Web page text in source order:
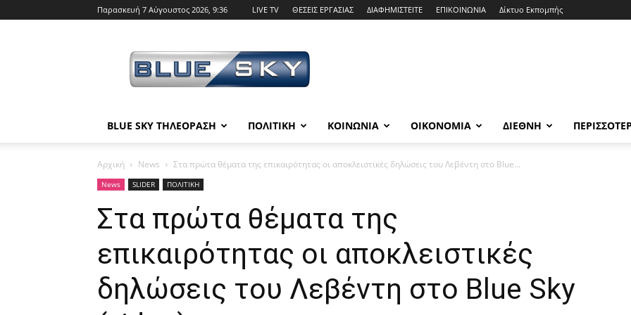
Παρασκευή 7 Αύγουστος 2026, 9:36 LIVE TV ΘΕΣΕΙΣ ΕΡΓΑΣΙΑΣ ΔΙΑΦΗΜΙΣΤΕΙΤΕ ΕΠΙΚΟΙΝΩΝΙΑ Δίκτυο Εκπομπής
SKY
BLUE SKY ΤΗΛΕΟΡΑΣΗ ΠΟΛΙΤΙΚΗ ΚΟΙΝΩΝΙΑ ΟΙΚΟΝΟΜΙΑ ΔΙΕΘΝΗ
Αρχική News Στα πρώτα θέματα της επικαιρότητας οι αποκλειστικές δηλώσεις του Λεβέντη στο Blue...
News SLIDER ΠΟΛΙΤΙΚΗ
Στα πρώτα θέματα της
επικαιρότητας οι αποκλειστικές
δηλώσεις του Λεβέντη στο Blue Sky